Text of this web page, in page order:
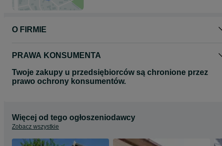
Firma ma siedzibę w Aleksandrii
O FIRMIE
PRAWA KONSUMENTA
Twoje zakupy u przedsiębiorców są chronione przez
prawo ochrony konsumentów.
Więcej od tego ogłoszeniodawcy
Zobacz wszystkie